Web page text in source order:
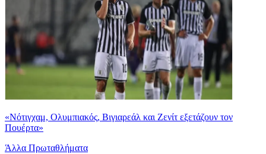
«Νότιγχαμ, Ολυμπιακός, Βιγιαρεάλ και Ζενίτ εξετάζουν τον
Πουέρτα»
Άλλα Πρωταθλήματα